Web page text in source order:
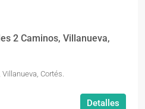
2 Caminos, Villanueva,
Cortés.
Detalles